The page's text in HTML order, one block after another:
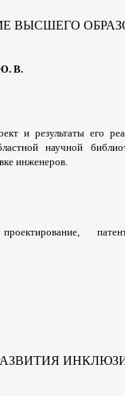
ВЫСШЕГО
В.
и результаты его
научной
инженеров.
проектирование,